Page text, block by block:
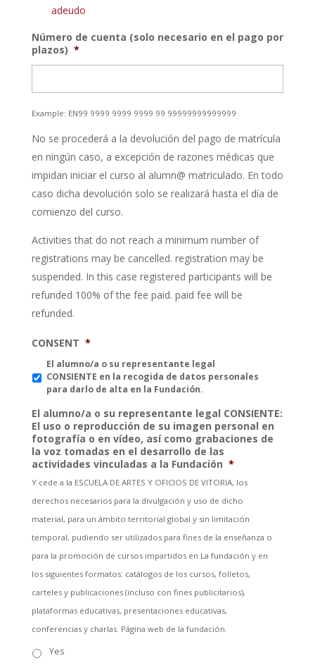
adeudo
Número de cuenta (solo necesario en el pago por
plazos) *
Example: EN99 9999 9999 9999 99 99999999999999
No se procederá a la devolución del pago de matrícula
en ningún caso, a excepción de razones médicas que
impidan iniciar el curso al alumn@ matriculado. En todo
caso dicha devolución solo se realizará hasta el día de
comienzo del curso.
Activities that do not reach a minimum number of
registrations may be cancelled. registration may be
suspended. In this case registered participants will be
refunded 100% of the fee paid. paid fee will be
refunded.
CONSENT *
El alumno/a o su representante legal
CONSIENTE en la recogida de datos personales
para darlo de alta en la Fundación.
El alumno/a o su representante legal CONSIENTE:
El uso o reproducción de su imagen personal en
fotografía o en vídeo, así como grabaciones de
la voz tomadas en el desarrollo de las
actividades vinculadas a la Fundación *
Y cede a la ESCUELA DE ARTES Y OFICIOS DE VITORIA, los
derechos necesarios para la divulgación y uso de dicho
material, para un ámbito territorial global y sin limitación
temporal, pudiendo ser utilizados para fines de la enseñanza o
para la promoción de cursos impartidos en La fundación y en
los siguientes formatos: catálogos de los cursos, folletos,
carteles y publicaciones (incluso con fines publicitarios),
plataformas educativas, presentaciones educativas,
conferencias y charlas. Página web de la fundación.
Yes